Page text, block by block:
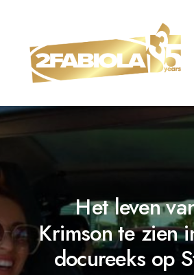
Het leven
Krimson te zien
docureeks op